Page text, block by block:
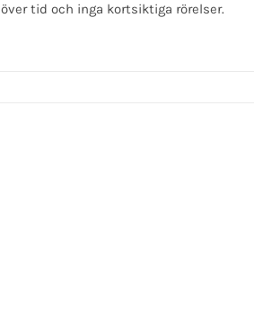
tid och inga kortsiktiga rörelser.